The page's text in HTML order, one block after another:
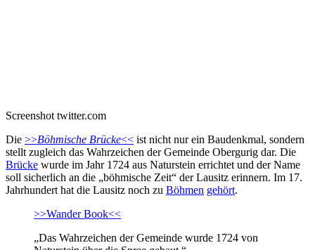
Screenshot twitter.com
Die >>Böhmische Brücke<< ist nicht nur ein Baudenkmal, sondern
stellt zugleich das Wahrzeichen der Gemeinde Obergurig dar. Die
Brücke wurde im Jahr 1724 aus Naturstein errichtet und der Name
soll sicherlich an die „böhmische Zeit“ der Lausitz erinnern. Im 17.
Jahrhundert hat die Lausitz noch zu Böhmen gehört.
>>Wander Book<<
„Das Wahrzeichen der Gemeinde wurde 1724 von